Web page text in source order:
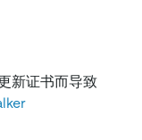
新证书而导致